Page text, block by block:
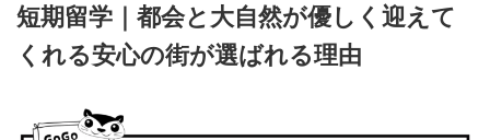
短期留学｜都会と大自然が優しく迎えて
くれる安心の街が選ばれる理由